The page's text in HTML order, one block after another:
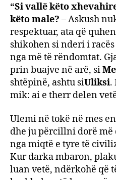
“Si vallë këto
këto male? – Askush
respektuar, ata që quhen
shikohen si nderi i
nga më të rëndomtat.
prin buajve në arë, si
shtëpinë, ashtu siUliksi.
mik: ai e therr delen
Ulemi në tokë në mes
dhe ju përcillni dorë më
nga miqtë e tyre të
Kur darka mbaron,
luan vetë, ndërkohë që